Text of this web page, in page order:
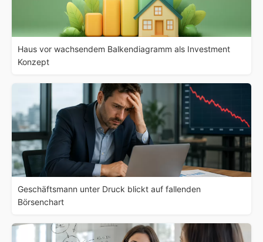
Haus vor wachsendem Balkendiagramm als Investment
Konzept
Geschäftsmann unter Druck blickt auf fallenden
Börsenchart